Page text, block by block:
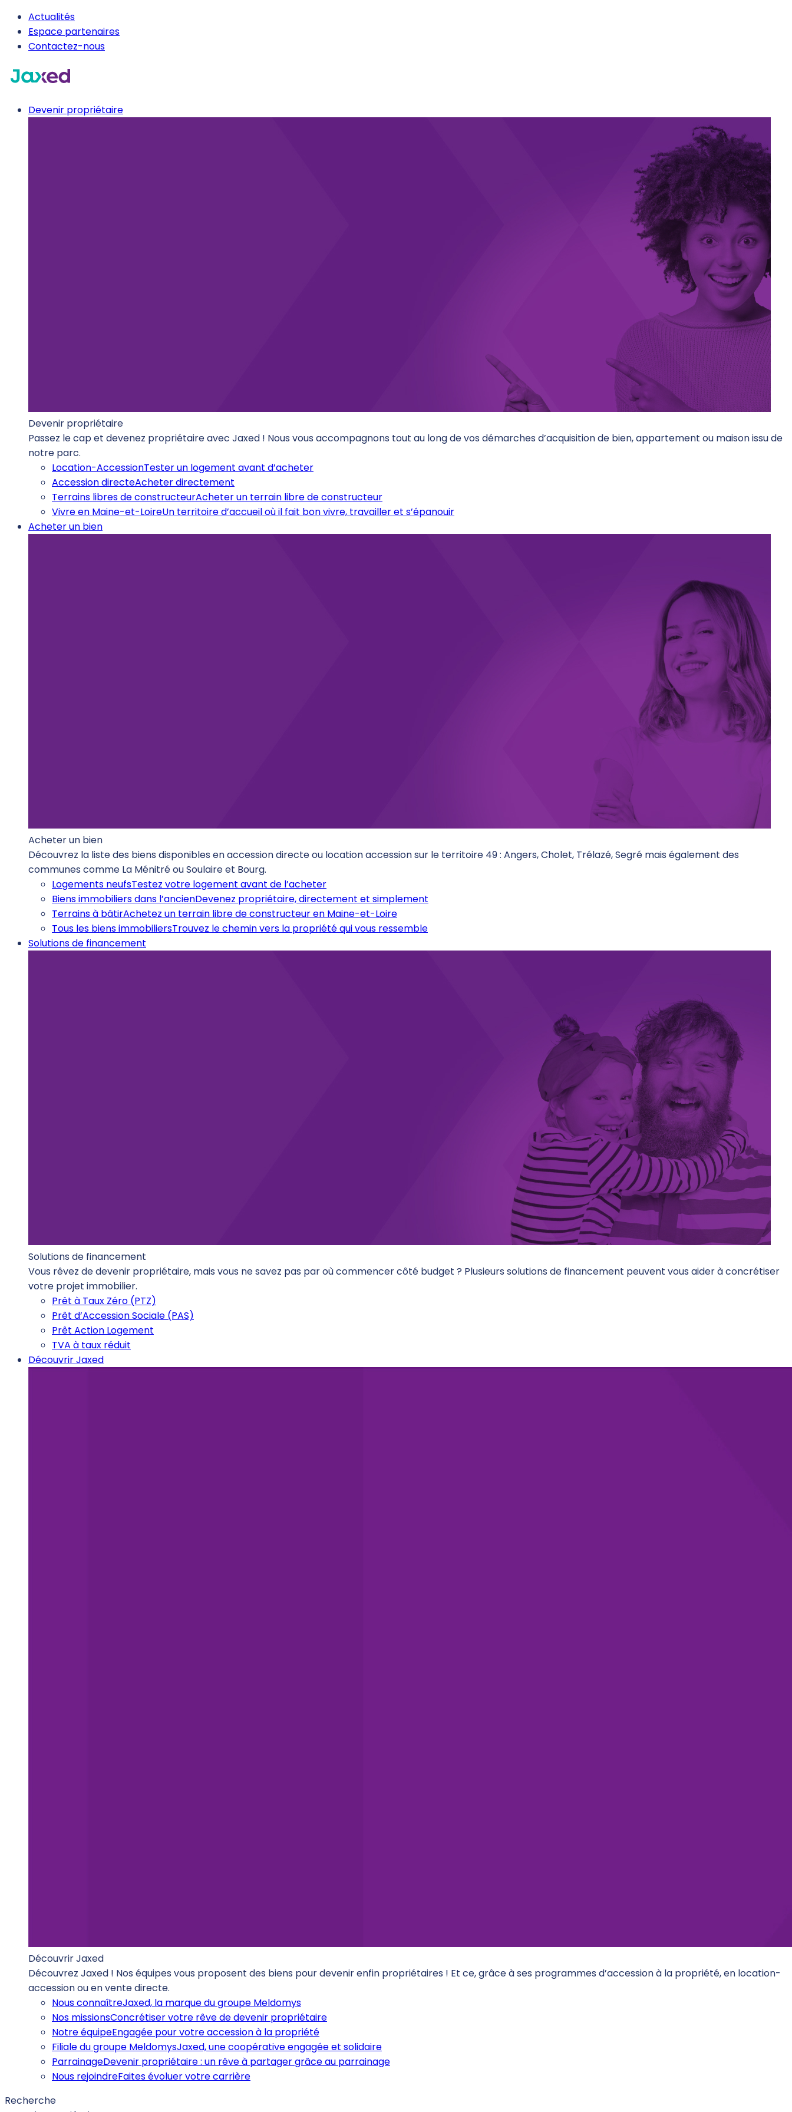
Actualités
Espace partenaires
Contactez-nous
Devenir propriétaire
Devenir propriétaire
Passez le cap et devenez propriétaire avec Jaxed ! Nous vous accompagnons tout au long de vos démarches d’acquisition de bien, appartement ou maison issu de
notre parc.
Location-AccessionTester un logement avant d’acheter
Accession directeAcheter directement
Terrains libres de constructeurAcheter un terrain libre de constructeur
Vivre en Maine-et-LoireUn territoire d’accueil où il fait bon vivre, travailler et s’épanouir
Acheter un bien
Acheter un bien
Découvrez la liste des biens disponibles en accession directe ou location accession sur le territoire 49 : Angers, Cholet, Trélazé, Segré mais également des
communes comme La Ménitré ou Soulaire et Bourg.
Logements neufsTestez votre logement avant de l’acheter
Biens immobiliers dans l’ancienDevenez propriétaire, directement et simplement
Terrains à bâtirAchetez un terrain libre de constructeur en Maine-et-Loire
Tous les biens immobiliersTrouvez le chemin vers la propriété qui vous ressemble
Solutions de financement
Solutions de financement
Vous rêvez de devenir propriétaire, mais vous ne savez pas par où commencer côté budget ? Plusieurs solutions de financement peuvent vous aider à concrétiser
votre projet immobilier.
Prêt à Taux Zéro (PTZ)
Prêt d’Accession Sociale (PAS)
Prêt Action Logement
TVA à taux réduit
Découvrir Jaxed
Découvrir Jaxed
Découvrez Jaxed ! Nos équipes vous proposent des biens pour devenir enfin propriétaires ! Et ce, grâce à ses programmes d’accession à la propriété, en location-
accession ou en vente directe.
Nous connaîtreJaxed, la marque du groupe Meldomys
Nos missionsConcrétiser votre rêve de devenir propriétaire
Notre équipeEngagée pour votre accession à la propriété
Filiale du groupe MeldomysJaxed, une coopérative engagée et solidaire
ParrainageDevenir propriétaire : un rêve à partager grâce au parrainage
Nous rejoindreFaites évoluer votre carrière
Recherche